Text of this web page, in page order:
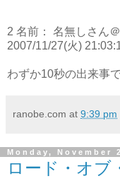
2 名前： 名無しさん
2007/11/27(火)
わずか10秒の出来事で
ranobe.com at 9:39 pm
Monday, November
ロード・オブ